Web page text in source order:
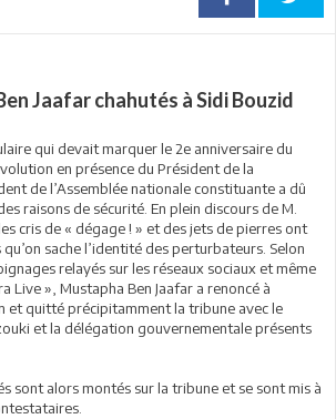
Jaafar chahutés à Sidi Bouzid
qui devait marquer le 2e anniversaire du
en présence du Président de la
de l’Assemblée nationale constituante a dû
raisons de sécurité. En plein discours de M.
cris de « dégage ! » et des jets de pierres ont
sache l’identité des perturbateurs. Selon
relayés sur les réseaux sociaux et même
Live », Mustapha Ben Jaafar a renoncé à
et quitté précipitamment la tribune avec le
et la délégation gouvernementale présents
sont alors montés sur la tribune et se sont mis à